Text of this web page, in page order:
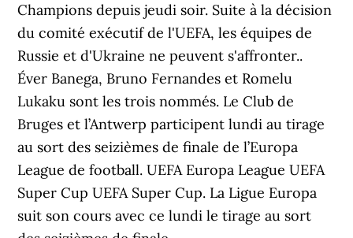
Champions depuis jeudi soir. Suite à la décision
du comité exécutif de l'UEFA, les équipes de
Russie et d'Ukraine ne peuvent s'affronter. .
Éver Banega, Bruno Fernandes et Romelu
Lukaku sont les trois nommés. Le Club de
Bruges et l’Antwerp participent lundi au tirage
au sort des seizièmes de finale de l’Europa
League de football. UEFA Europa League UEFA
Super Cup UEFA Super Cup. La Ligue Europa
suit son cours avec ce lundi le tirage au sort